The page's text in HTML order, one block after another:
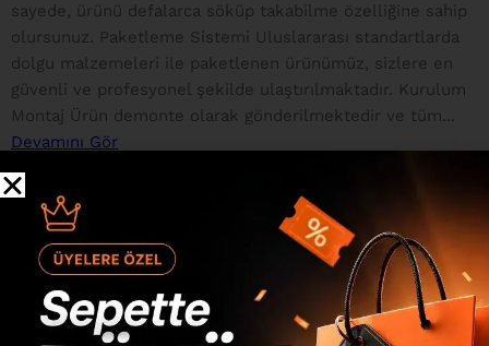
sayede, ürünü defalarca söküp takabilme özelliğine sahip
olursunuz. Paketleme Sistemi Uluslararası standartlarda
dolgu malzemeleri ile paketlenen ürünümüz, sizlere en
güvenli ve profesyonel şekilde ulaştırılmaktadır. Kurulum
Montaj Ürün demonte olarak gönderilmektedir ve tüm...
Devamını Gör
Değerlendirmeler
0 inceleme